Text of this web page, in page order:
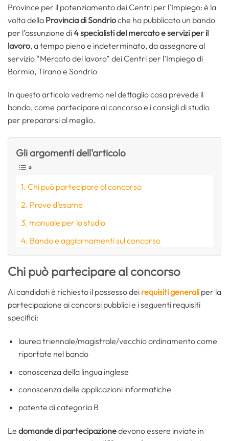
Province per il potenziamento dei Centri per l’Impiego: è la
volta della Provincia di Sondrioche ha pubblicato un bando
per l’assunzione di4 specialisti del mercato e servizi per il
lavoro, a tempo pieno e indeterminato, da assegnare al
servizio “Mercato del lavoro” dei Centri per l’Impiego di
Bormio, Tirano e Sondrio
In questo articolo vedremo nel dettaglio cosa prevede il
bando, come partecipare al concorso e i consigli di studio
per prepararsi al meglio.
Gli argomenti dell'articolo
Chi può partecipare al concorso
Prove d’esame
manuale per lo studio
Bando e aggiornamenti sul concorso
Chi può partecipare al concorso
Ai candidati è richiesto il possesso dei requisiti generali per la
partecipazione ai concorsi pubblici e i seguenti requisiti
specifici:
laurea triennale/magistrale/vecchio ordinamento come
riportate nel bando
conoscenza della lingua inglese
conoscenza delle applicazioni informatiche
patente di categoria B
Le domande di partecipazionedevono essere inviate in